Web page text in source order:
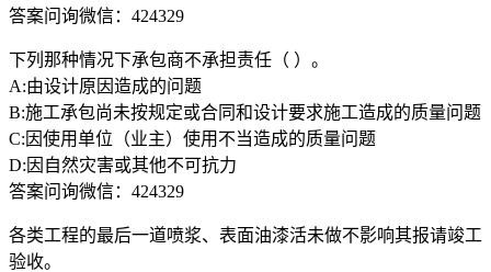
答案问询微信：424329
下列那种情况下承包商不承担责任（ ）。
A:由设计原因造成的问题
B:施工承包尚未按规定或合同和设计要求施工造成的质量问题
C:因使用单位（业主）使用不当造成的质量问题
D:因自然灾害或其他不可抗力
答案问询微信：424329
各类工程的最后一道喷浆、表面油漆活未做不影响其报请竣工
验收。